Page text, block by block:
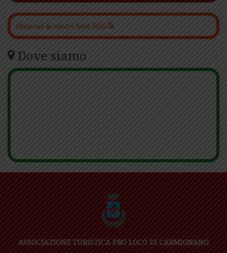
Abbonati al nostro feed RSS
Dove siamo
ASSOCIAZIONE TURISTICA PRO LOCO DI CARMIGNANO